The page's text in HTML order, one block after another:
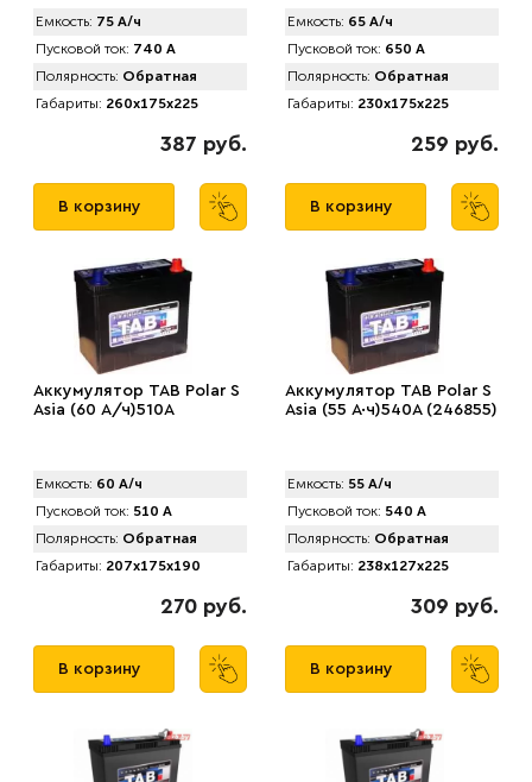
Емкость: 75 А/ч
Пусковой ток: 740 А
Полярность: Обратная
Габариты: 260x175x225
387 руб.
В корзину
Емкость: 65 А/ч
Пусковой ток: 650 А
Полярность: Обратная
Габариты: 230x175x225
259 руб.
В корзину
Аккумулятор TAB Polar S
Asia (60 А/ч)510А
Емкость: 60 А/ч
Пусковой ток: 510 А
Полярность: Обратная
Габариты: 207x175x190
270 руб.
В корзину
Аккумулятор TAB Polar S
Asia (55 А·ч)540А (246855)
Емкость: 55 А/ч
Пусковой ток: 540 А
Полярность: Обратная
Габариты: 238x127x225
309 руб.
В корзину